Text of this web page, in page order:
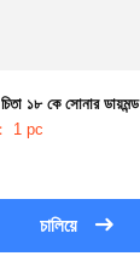
১৮ কে সোনার
1 pc
চালিয়ে